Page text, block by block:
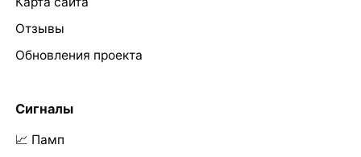
Отзывы
Обновления проекта
Сигналы
📈 Памп